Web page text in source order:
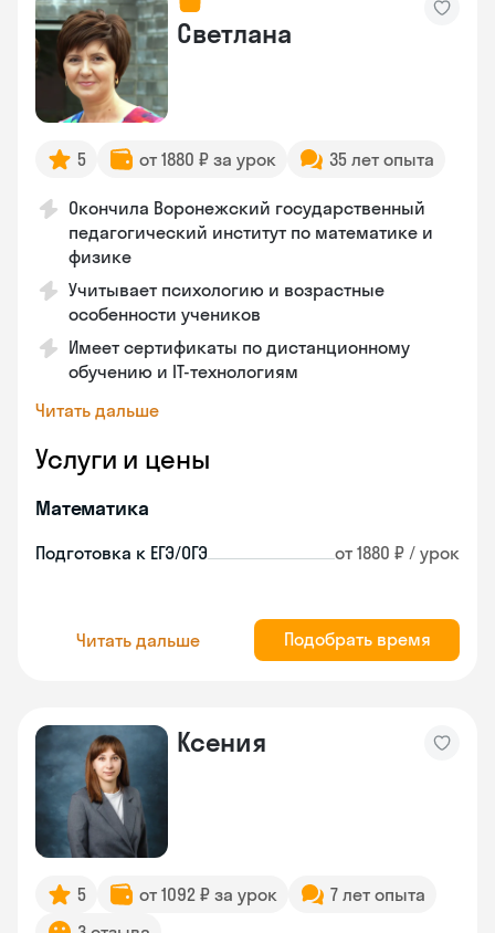
Светлана
5 от 1880 ₽ за урок 35 лет опыта
Окончила Воронежский государственный
педагогический институт по математике и
физике
Учитывает психологию и возрастные
особенности учеников
Имеет сертификаты по дистанционному
обучению и IT-технологиям
Читать дальше
Услуги и цены
Математика
Подготовка к ЕГЭ/ОГЭ от 1880 ₽ / урок
Читать дальше Подобрать время
Ксения
5 от 1092 ₽ за урок
7 лет опыта